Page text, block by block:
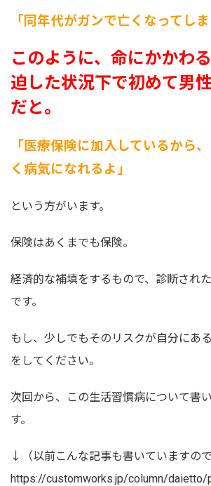
「同年代がガンで亡くなってしま
このように、命にかかわ
迫した状況下で初めて男
だと。
「医療保険に加入しているから
く病気になれるよ」
という方がいます。
保険はあくまでも保険。
経済的な補填をするもので、診断され
です。
もし、少しでもそのリスクが自分にあ
をしてください。
次回から、この生活習慣病について書
す。
↓（以前こんな記事も書いていますので
https://customworks.jp/column/daietto/